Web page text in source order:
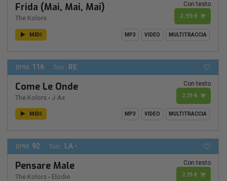
Frida (Mai, Mai, Mai)
The Kolors
Con testo
2,99 €
MIDI MP3 VIDEO MULTITRACCIA
BPM: 116 Ton.: RE
Come Le Onde
The Kolors - J-Ax
Con testo
2,19 €
MIDI MP3 VIDEO MULTITRACCIA
BPM: 92 Ton.: LA -
Pensare Male
The Kolors - Elodie
Con testo
2,19 €